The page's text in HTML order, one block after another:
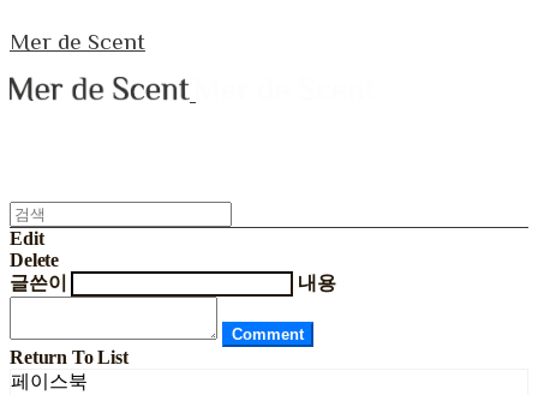
Mer de Scent
Edit
Delete
글쓴이
내용
Comment
Return To List
페이스북